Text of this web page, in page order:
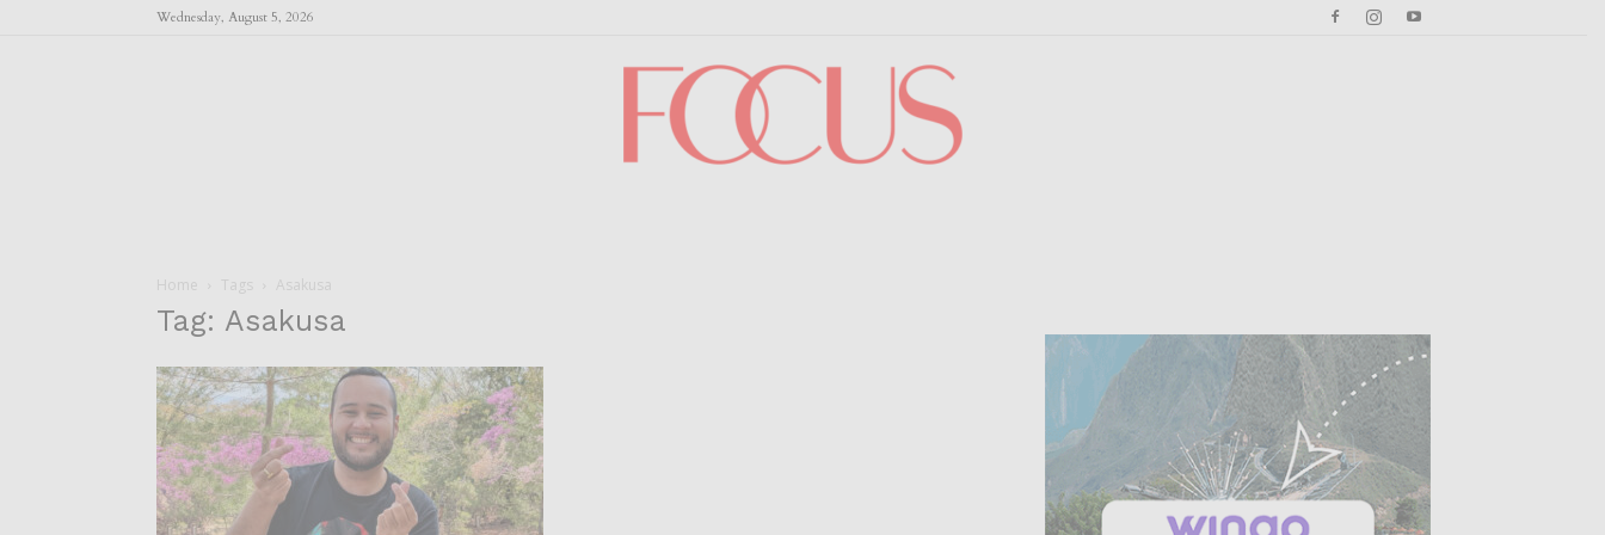
Wednesday, August 5, 2026
Home Tags Asakusa
Tag: Asakusa